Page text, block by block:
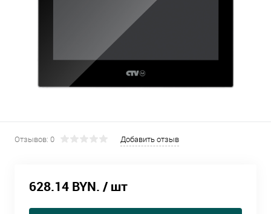
Отзывов: 0 Добавить отзыв
628.14 BYN. / шт